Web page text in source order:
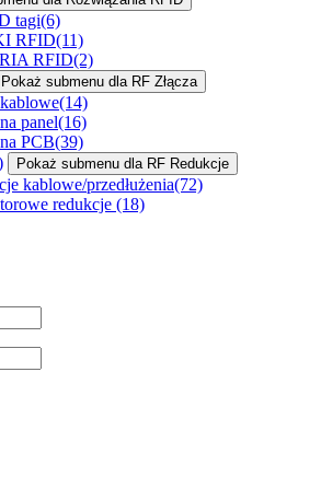
tagi(6)
RFID(11)
RFID(2)
Pokaż submenu dla RF Złącza
(14)
panel(16)
PCB(39)
Pokaż submenu dla RF Redukcje
kablowe/przedłużenia(72)
redukcje (18)